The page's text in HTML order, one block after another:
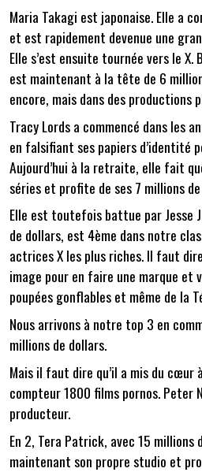
Maria Takagi est japonaise. Elle a
et est rapidement devenue une
Elle s’est ensuite tournée vers le
est maintenant à la tête de 6
encore, mais dans des productions
Tracy Lords a commencé dans les
en falsifiant ses papiers d’identité
Aujourd’hui à la retraite, elle fait
séries et profite de ses 7 millions
Elle est toutefois battue par Jesse
de dollars, est 4ème dans notre
actrices X les plus riches. Il faut
image pour en faire une marque et
poupées gonflables et même de la
Nous arrivons à notre top 3 en
millions de dollars.
Mais il faut dire qu’il a mis du cœur
compteur 1800 films pornos. Peter
producteur.
En 2, Tera Patrick, avec 15 millions
maintenant son propre studio et